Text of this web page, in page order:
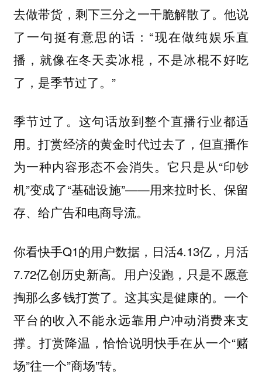
去做带货，剩下三分之一干脆解散了。他说
了一句挺有意思的话：“现在做纯娱乐直
播，就像在冬天卖冰棍，不是冰棍不好吃
了，是季节过了。”
季节过了。这句话放到整个直播行业都适
用。打赏经济的黄金时代过去了，但直播作
为一种内容形态不会消失。它只是从“印钞
机”变成了“基础设施”——用来拉时长、保留
存、给广告和电商导流。
你看快手Q1的用户数据，日活4.13亿，月活
7.72亿创历史新高。用户没跑，只是不愿意
掏那么多钱打赏了。这其实是健康的。一个
平台的收入不能永远靠用户冲动消费来支
撑。打赏降温，恰恰说明快手在从一个“赌
场”往一个”商场”转。